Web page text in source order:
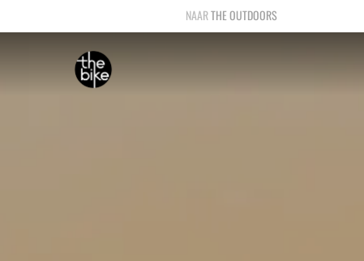
THE OUTDOORS